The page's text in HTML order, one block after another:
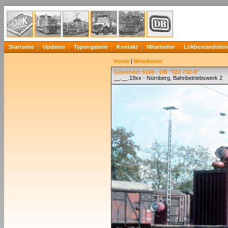
Startseite Updates Typengalerie Kontakt Mitarbeiter
Home | Mitarbeiter
Gmeinder 5166 - DB "323 732-8"
__.__.19xx - Nürnberg, Bahnbetriebswerk 2